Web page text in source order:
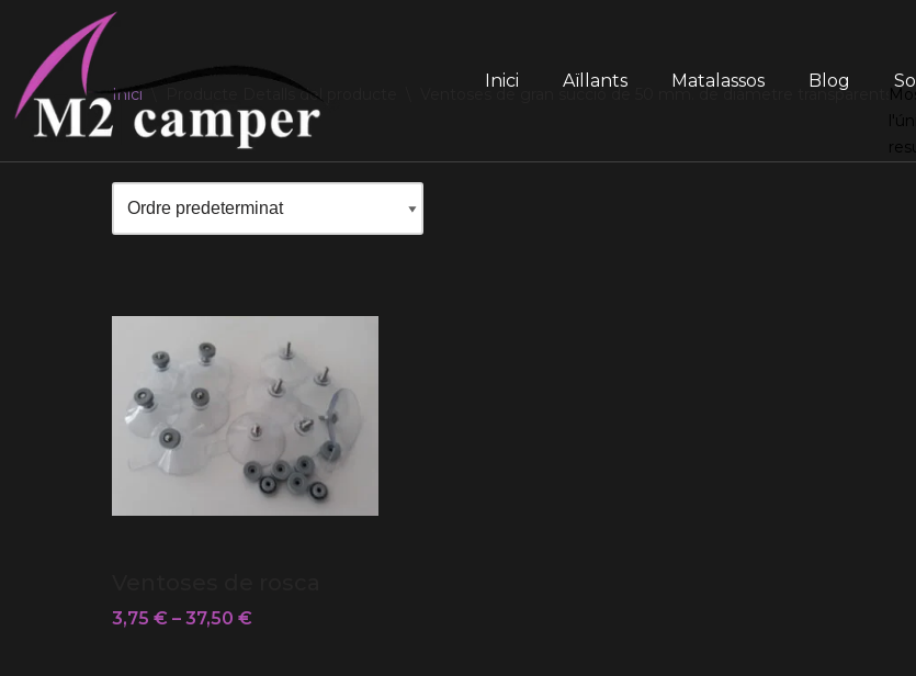
Saltar
al
contingut
Inici Aïllants Matalassos Blog
Inici \ Producte Detalls del producte Ventoses de gran succió de 50 mm. de diàmetre transparents
3,75 € – 37,50 €